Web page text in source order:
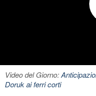
Video del Giorno:
Doruk ai ferri corti